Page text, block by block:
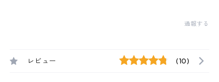
通報する
レビュー (10)